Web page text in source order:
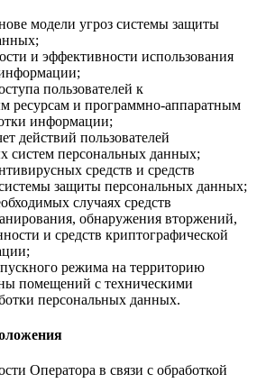
модели угроз системы защиты
и эффективности использования
пользователей к
ресурсам и программно-аппаратным
информации;
действий пользователей
систем персональных данных;
средств и средств
защиты персональных данных;
случаях средств
обнаружения вторжений,
и средств криптографической
режима на территорию
помещений с техническими
персональных данных.
Оператора в связи с обработкой